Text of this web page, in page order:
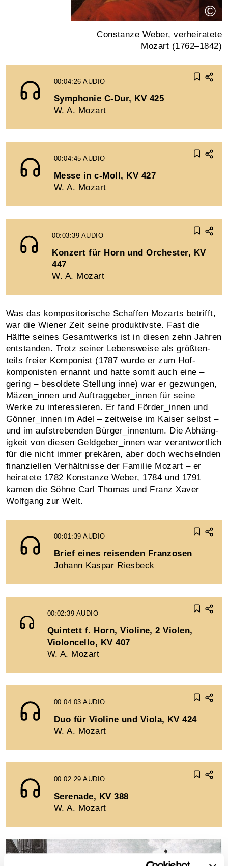
©
Constanze Weber, verheiratete
Mozart (1762–1842)
00:04:26AUDIO
Symphonie C-Dur, KV 425
W. A. Mozart
00:04:45AUDIO
Messe in c-Moll, KV 427
W. A. Mozart
00:03:39 AUDIO
Konzert für Horn und Orchester, KV
447
W. A. Mozart
Was das kompositorische Schaffen Mozarts betrifft,
war die Wiener Zeit seine produk­tivste. Fast die
Hälfte seines Gesamtwerks ist in diesen zehn Jahren
ent­standen. Trotz seiner Lebensweise als größten­
teils freier Komponist (1787 wurde er zum Hof­
komponisten ernannt und hatte somit auch eine –
gering – besoldete Stellung inne) war er ge­zwungen,
Mäzen_innen und Auftrag­geber_innen für seine
Werke zu interessie­ren. Er fand För­der_innen und
Gönner_innen im Adel – zeit­weise im Kaiser selbst –
und im auf­streben­den Bürger_innentum. Die Abhäng­
ig­keit von diesen Geld­geber_innen war ver­antwort­lich
für die nicht immer pre­kären, aber doch wechselnden
finanziellen Ver­hält­nisse der Familie Mozart – er
heiratete 1782 Konstanze Weber, 1784 und 1791
kamen die Söhne Carl Thomas und Franz Xaver
Wolfgang zur Welt.
00:01:39AUDIO
Brief eines reisenden Franzosen
Johann Kaspar Riesbeck
00:02:39 AUDIO
Quintett f. Horn, Violine, 2 Violen,
Violoncello, KV 407
W. A. Mozart
00:04:03AUDIO
Duo für Violine und Viola, KV 424
W. A. Mozart
00:02:29AUDIO
Serenade, KV 388
W. A. Mozart